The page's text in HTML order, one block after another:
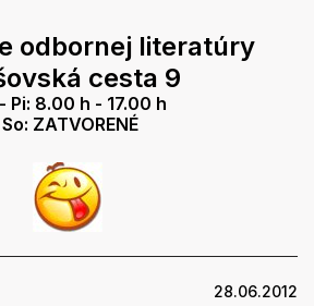
odbornej literatúry
cesta 9
Pi: 8.00 h - 17.00 h
So: ZATVORENÉ
28.06.2012